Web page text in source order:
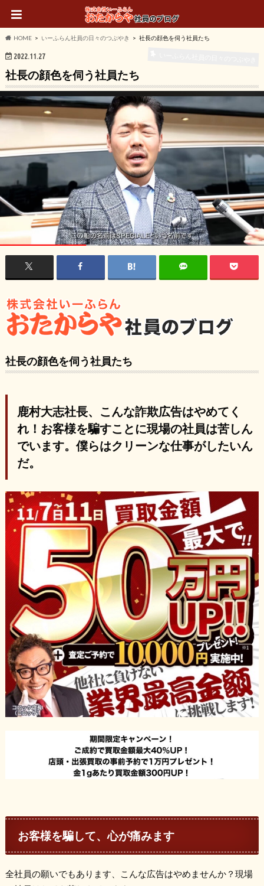
HOME いーふらん社員の日々のつぶやき 社長の顔色を伺う社員たち
2022.11.27
社長の顔色を伺う社員たち
社長の顔色を伺う社員たち
鹿村大志社長、こんな詐欺広告はやめてく
れ！お客様を騙すことに現場の社員は苦しん
でいます。僕らはクリーンな仕事がしたいん
だ。
お客様を騙して、心が痛みます
全社員の願いでもあります、こんな広告はやめませんか？現場